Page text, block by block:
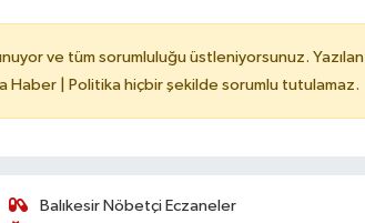
ve tüm sorumluluğu üstleniyorsunuz. Yazılan
Haber | Politika hiçbir şekilde sorumlu tutulamaz.
Balıkesir Nöbetçi Eczaneler